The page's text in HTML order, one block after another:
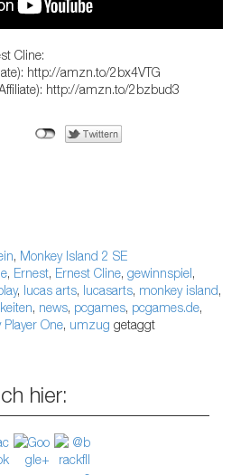
Cline:
http://amzn.to/2bx4VTG
http://amzn.to/2bzbud3
, Monkey Island 2 SE
, Ernest, Ernest Cline, gewinnspiel,
, lucas arts, lucasarts, monkey island,
, news, pcgames, pcgames.de,
Player One, umzug getaggt
hier: